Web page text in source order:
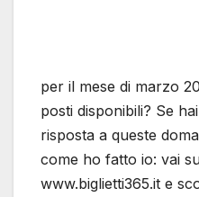
online il tuo biglietto,
Sul portale
concerti Torino in
fare? Semplicissimo:
selezionare la tua città
tuoi occhi una lista di